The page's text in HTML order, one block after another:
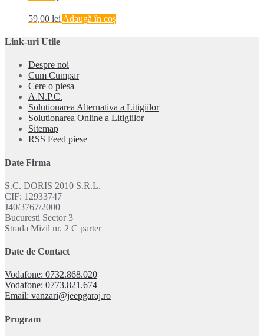
59,00 lei Adaugă în coș
Link-uri Utile
Despre noi
Cum Cumpar
Cere o piesa
A.N.P.C.
Solutionarea Alternativa a Litigiilor
Solutionarea Online a Litigiilor
Sitemap
RSS Feed piese
Date Firma
S.C. DORIS 2010 S.R.L.
CIF: 12933747
J40/3767/2000
Bucuresti Sector 3
Strada Mizil nr. 2 C parter
Date de Contact
Vodafone: 0732.868.020
Vodafone: 0773.821.674
Email: vanzari@jeepgaraj.ro
Program